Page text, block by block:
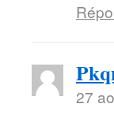
27